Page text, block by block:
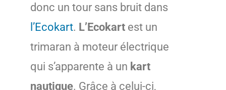
donc un tour sans bruit dans
l’Ecokart. L’Ecokart est un
trimaran à moteur électrique
qui s’apparente à un kart
nautique. Grâce à celui-ci,